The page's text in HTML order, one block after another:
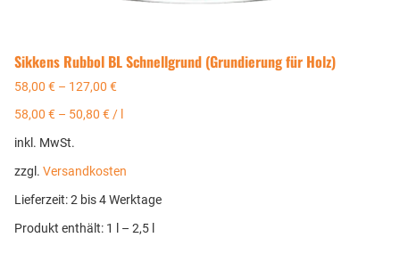
Sikkens Rubbol BL Schnellgrund (Grundierung für Holz)
58,00 € – 127,00 €
58,00 € – 50,80 €/
inkl. MwSt.
zzgl. Versandkosten
Lieferzeit:2 bis 4 Werktage
Produkt enthält: 1
– 2,5